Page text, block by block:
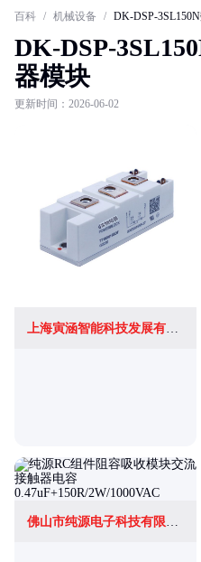
百科 / 机械设备 / DK-DSP-
DK-DSP-
器模块
更新时间：2026-06-02
上海寅涵智能科技发展有限公司
佛山市纯源电子科技有限公司